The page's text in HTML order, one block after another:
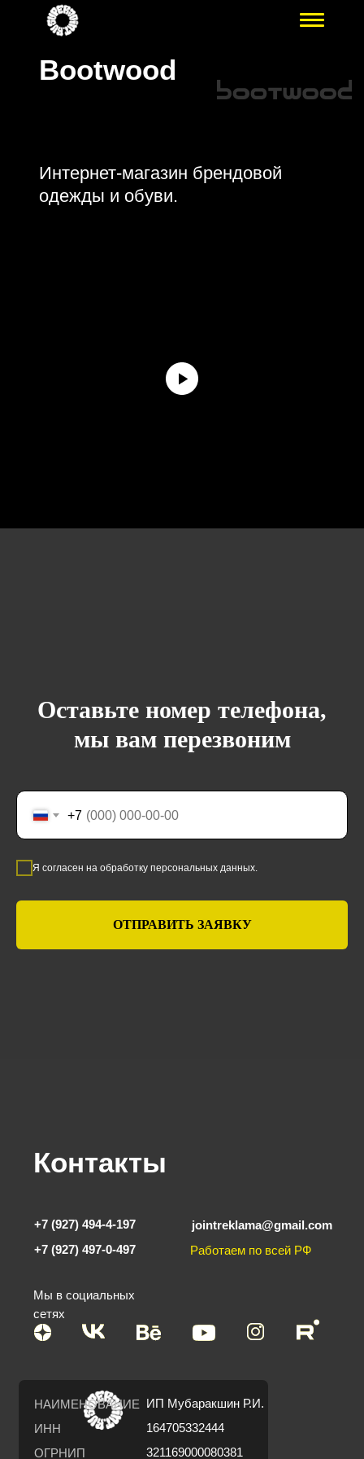
Оставьте номер телефона,
мы вам перезвоним
+7
Я согласен на обработку персональных данных.
ОТПРАВИТЬ ЗАЯВКУ
Контакты
+7 (927) 497-0-497
jointreklama@gmail.com
Работаем по всей РФ
+7 (927) 494-4-197
Мы в социальных
сетях
НАИМЕНОВАНИЕ
ИНН
ОГРНИП
ИП Мубаракшин Р.И.
164705332444
321169000080381